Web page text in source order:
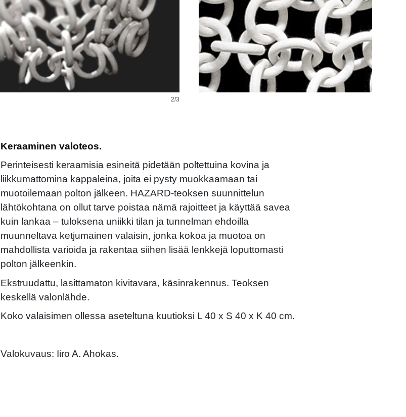
2/3
Keraaminen valoteos.
Perinteisesti keraamisia esineitä pidetään poltettuina kovina ja
liikkumattomina kappaleina, joita ei pysty muokkaamaan tai
muotoilemaan polton jälkeen. HAZARD-teoksen suunnittelun
lähtökohtana on ollut tarve poistaa nämä rajoitteet ja käyttää savea
kuin lankaa – tuloksena uniikki tilan ja tunnelman ehdoilla
muunneltava ketjumainen valaisin, jonka kokoa ja muotoa on
mahdollista varioida ja rakentaa siihen lisää lenkkejä loputtomasti
polton jälkeenkin.
Ekstruudattu, lasittamaton kivitavara, käsinrakennus. Teoksen
keskellä valonlähde.
Koko valaisimen ollessa aseteltuna kuutioksi L 40 x S 40 x K 40 cm.
Valokuvaus: Iiro A. Ahokas.